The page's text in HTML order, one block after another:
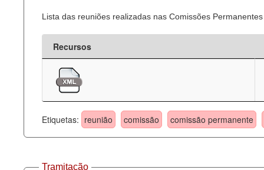
Lista das reuniões realizadas nas Comissões
Recursos
Etiquetas: reunião comissão comissão permanente
Tramitação